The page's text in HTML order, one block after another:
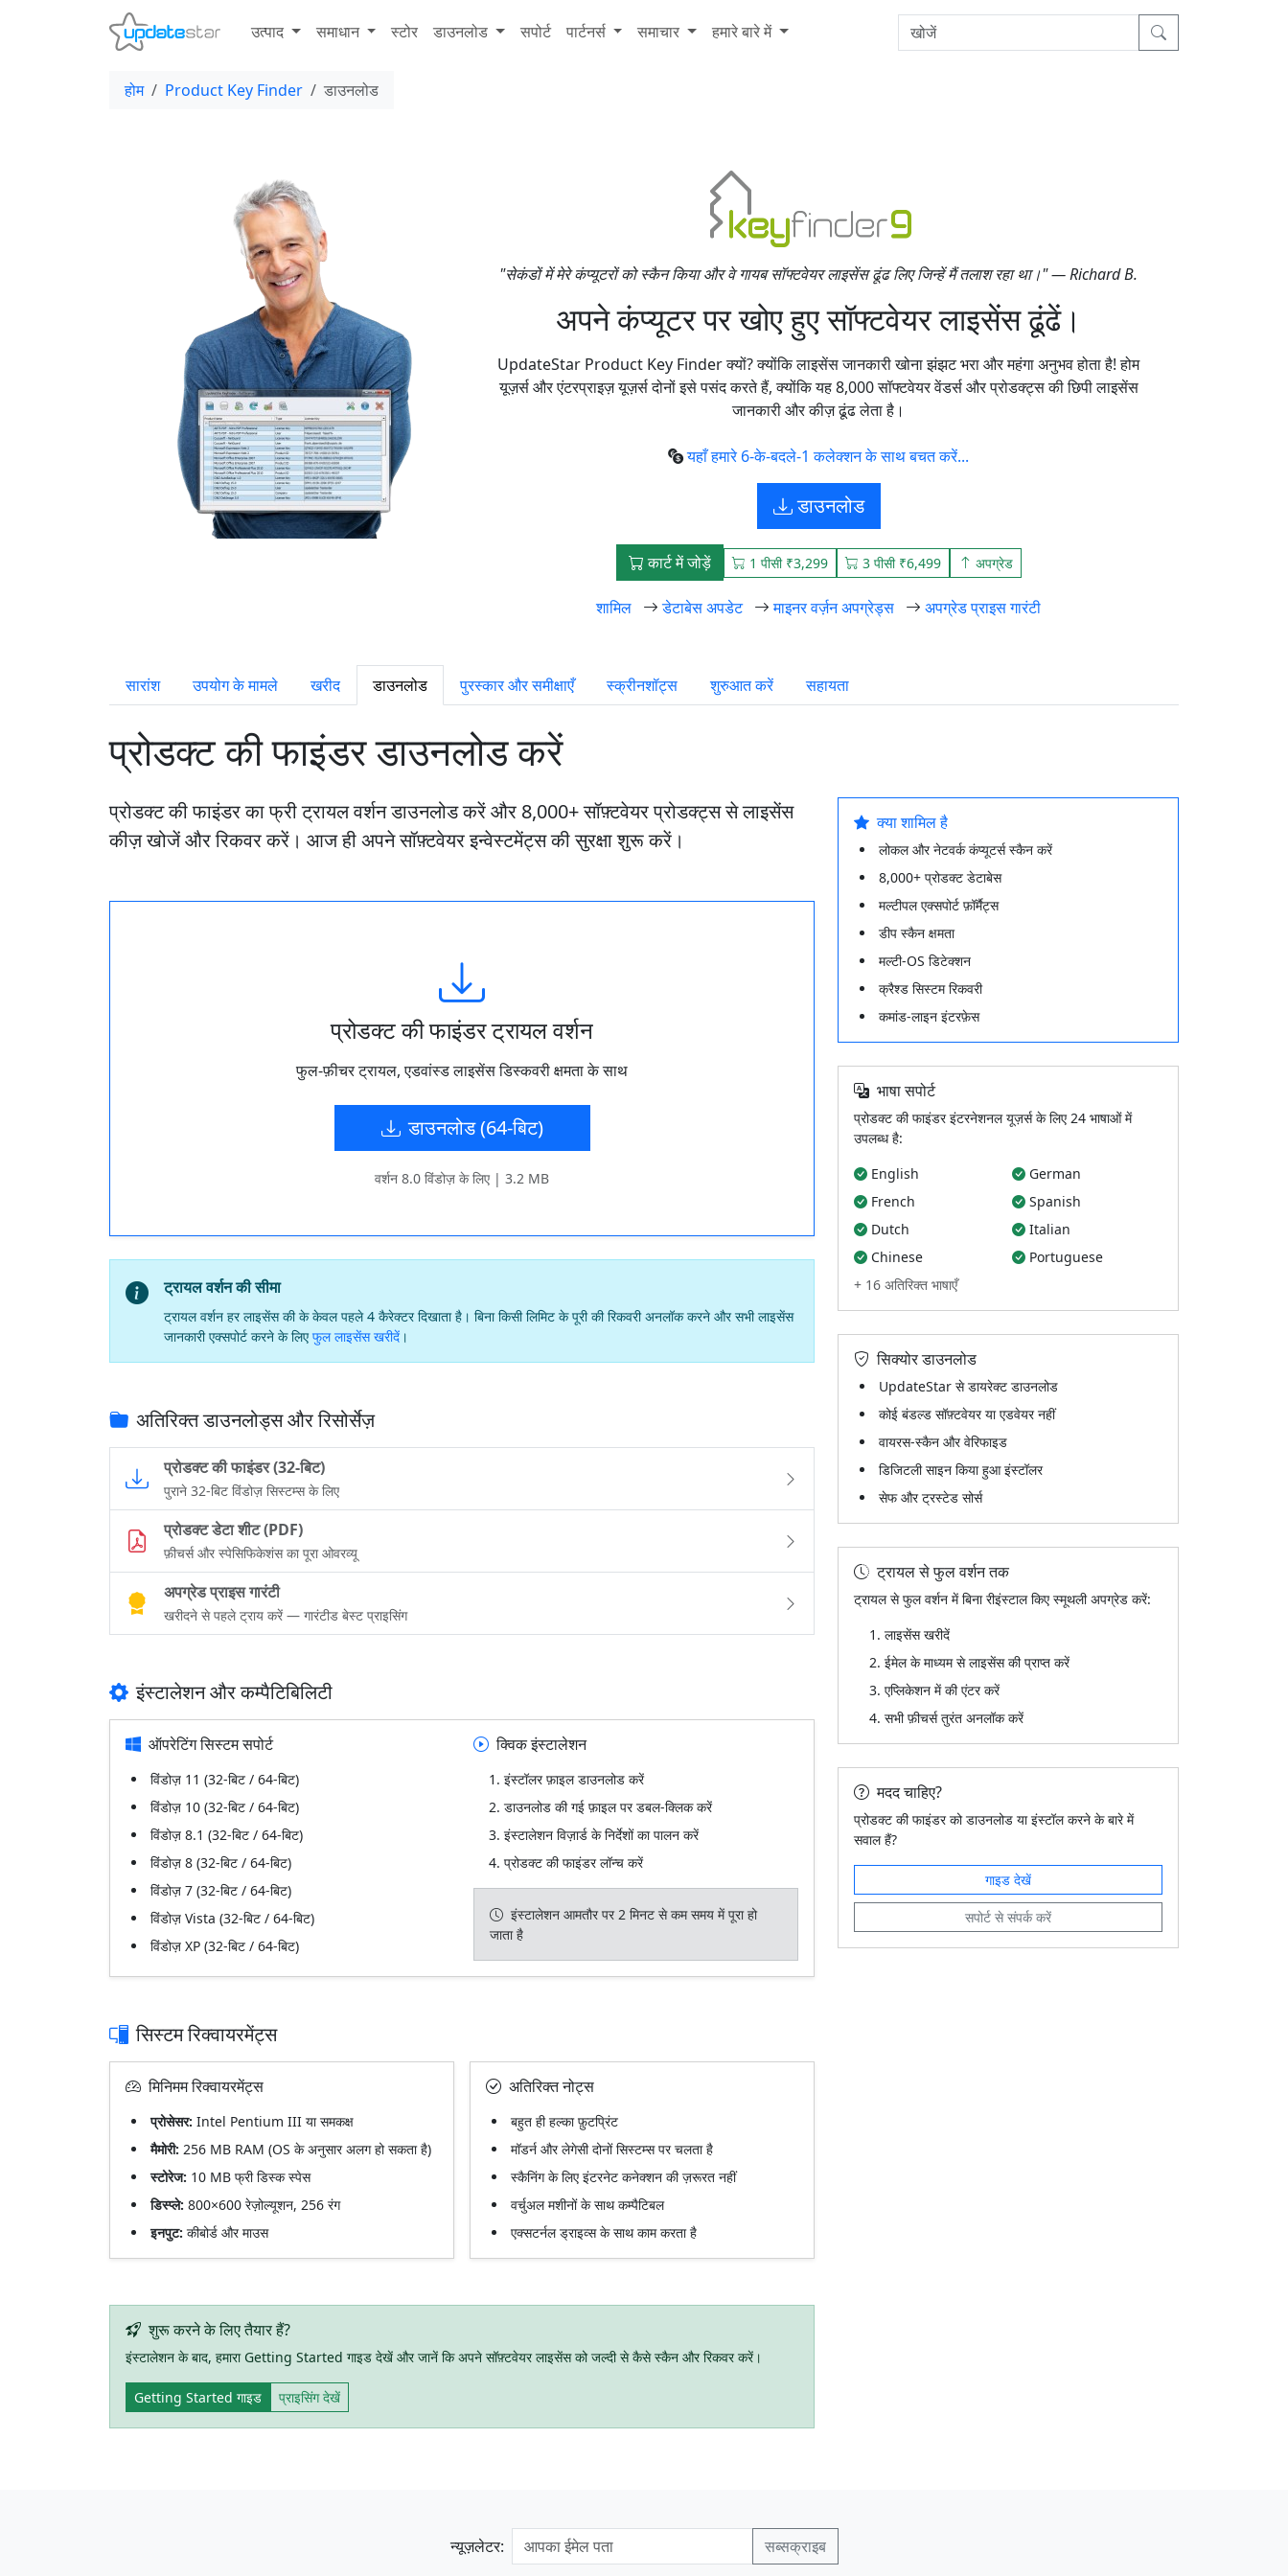
उत्पाद समाधान स्टोर डाउनलोड सपोर्ट पार्टनर्स समाचार हमारे बारे में
होम Product Key Finder डाउनलोड
"सेकंडों में मेरे कंप्यूटरों को स्कैन किया और वे गायब सॉफ्टवेयर लाइसेंस ढूंढ लिए जिन्हें मैं तलाश रहा था।" — Richard B.
अपने कंप्यूटर पर खोए हुए सॉफ्टवेयर लाइसेंस ढूंढें।
UpdateStar Product Key Finder क्यों? क्योंकि लाइसेंस जानकारी खोना झंझट भरा और महंगा अनुभव होता है! होम
यूज़र्स और एंटरप्राइज़ यूज़र्स दोनों इसे पसंद करते हैं, क्योंकि यह 8,000 सॉफ्टवेयर वेंडर्स और प्रोडक्ट्स की छिपी लाइसेंस
जानकारी और कीज़ ढूंढ लेता है।
यहाँ हमारे 6-के-बदले-1 कलेक्शन के साथ बचत करें...
डाउनलोड
कार्ट में जोड़ें 1 पीसी ₹3,299 3 पीसी ₹6,499 अपग्रेड
शामिल डेटाबेस अपडेट माइनर वर्ज़न अपग्रेड्स अपग्रेड प्राइस गारंटी
सारांश उपयोग के मामले खरीद डाउनलोड पुरस्कार और समीक्षाएँ स्क्रीनशॉट्स शुरुआत करें सहायता
प्रोडक्ट की फाइंडर डाउनलोड करें
प्रोडक्ट की फाइंडर का फ्री ट्रायल वर्शन डाउनलोड करें और 8,000+ सॉफ़्टवेयर प्रोडक्ट्स से लाइसेंस
कीज़ खोजें और रिकवर करें। आज ही अपने सॉफ़्टवेयर इन्वेस्टमेंट्स की सुरक्षा शुरू करें।
प्रोडक्ट की फाइंडर ट्रायल वर्शन
फुल-फ़ीचर ट्रायल, एडवांस्ड लाइसेंस डिस्कवरी क्षमता के साथ
डाउनलोड (64-बिट)
वर्शन 8.0 विंडोज़ के लिए | 3.2 MB
ट्रायल वर्शन की सीमा
ट्रायल वर्शन हर लाइसेंस की के केवल पहले 4 कैरेक्टर दिखाता है। बिना किसी लिमिट के पूरी की रिकवरी अनलॉक करने और सभी लाइसेंस
जानकारी एक्सपोर्ट करने के लिएफुल लाइसेंस खरीदें ।
अतिरिक्त डाउनलोड्स और रिसोर्सेज़
प्रोडक्ट की फाइंडर (32-बिट)
पुराने 32-बिट विंडोज़ सिस्टम्स के लिए
प्रोडक्ट डेटा शीट (PDF)
फ़ीचर्स और स्पेसिफिकेशंस का पूरा ओवरव्यू
अपग्रेड प्राइस गारंटी
खरीदने से पहले ट्राय करें — गारंटीड बेस्ट प्राइसिंग
इंस्टालेशन और कम्पैटिबिलिटी
ऑपरेटिंग सिस्टम सपोर्ट
विंडोज़ 11 (32-बिट / 64-बिट)
विंडोज़ 10 (32-बिट / 64-बिट)
विंडोज़ 8.1 (32-बिट / 64-बिट)
विंडोज़ 8 (32-बिट / 64-बिट)
विंडोज़ 7 (32-बिट / 64-बिट)
विंडोज़ Vista (32-बिट / 64-बिट)
विंडोज़ XP (32-बिट / 64-बिट)
क्विक इंस्टालेशन
इंस्टॉलर फ़ाइल डाउनलोड करें
डाउनलोड की गई फ़ाइल पर डबल-क्लिक करें
इंस्टालेशन विज़ार्ड के निर्देशों का पालन करें
प्रोडक्ट की फाइंडर लॉन्च करें
इंस्टालेशन आमतौर पर 2 मिनट से कम समय में पूरा हो
जाता है
सिस्टम रिक्वायरमेंट्स
मिनिमम रिक्वायरमेंट्स
प्रोसेसर: Intel Pentium III या समकक्ष
मैमोरी: 256 MB RAM (OS के अनुसार अलग हो सकता है)
स्टोरेज: 10 MB फ्री डिस्क स्पेस
डिस्प्ले: 800×600 रेज़ोल्यूशन, 256 रंग
इनपुट: कीबोर्ड और माउस
अतिरिक्त नोट्स
बहुत ही हल्का फ़ुटप्रिंट
मॉडर्न और लेगेसी दोनों सिस्टम्स पर चलता है
स्कैनिंग के लिए इंटरनेट कनेक्शन की ज़रूरत नहीं
वर्चुअल मशीनों के साथ कम्पैटिबल
एक्सटर्नल ड्राइव्स के साथ काम करता है
शुरू करने के लिए तैयार हैं?
इंस्टालेशन के बाद, हमारा Getting Started गाइड देखें और जानें कि अपने सॉफ़्टवेयर लाइसेंस को जल्दी से कैसे स्कैन और रिकवर करें।
Getting Started गाइड प्राइसिंग देखें
क्या शामिल है
लोकल और नेटवर्क कंप्यूटर्स स्कैन करें
8,000+ प्रोडक्ट डेटाबेस
मल्टीपल एक्सपोर्ट फ़ॉर्मैट्स
डीप स्कैन क्षमता
मल्टी-OS डिटेक्शन
क्रैश्ड सिस्टम रिकवरी
कमांड-लाइन इंटरफ़ेस
भाषा सपोर्ट
प्रोडक्ट की फाइंडर इंटरनेशनल यूज़र्स के लिए 24 भाषाओं में
उपलब्ध है:
English
German
French
Spanish
Dutch
Italian
Chinese
Portuguese
+ 16 अतिरिक्त भाषाएँ
सिक्योर डाउनलोड
UpdateStar से डायरेक्ट डाउनलोड
कोई बंडल्ड सॉफ़्टवेयर या एडवेयर नहीं
वायरस-स्कैन और वेरिफाइड
डिजिटली साइन किया हुआ इंस्टॉलर
सेफ और ट्रस्टेड सोर्स
ट्रायल से फुल वर्शन तक
ट्रायल से फुल वर्शन में बिना रीइंस्टाल किए स्मूथली अपग्रेड करें:
लाइसेंस खरीदें
ईमेल के माध्यम से लाइसेंस की प्राप्त करें
एप्लिकेशन में की एंटर करें
सभी फ़ीचर्स तुरंत अनलॉक करें
मदद चाहिए?
प्रोडक्ट की फाइंडर को डाउनलोड या इंस्टॉल करने के बारे में
सवाल हैं?
गाइड देखें
सपोर्ट से संपर्क करें
न्यूज़लेटर: